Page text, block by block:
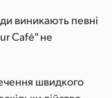
виникають певні
Café" не
швидкого